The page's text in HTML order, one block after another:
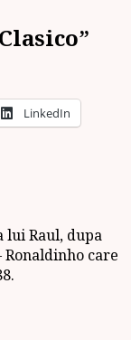
LinkedIn
lui Raul, dupa
care